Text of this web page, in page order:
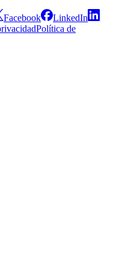
Facebook
LinkedIn
Política de